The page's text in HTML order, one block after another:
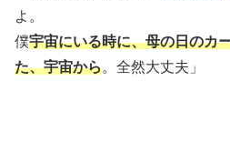
よ。
僕宇宙にいる時に、母の日のカ
た、宇宙から。全然大丈夫」